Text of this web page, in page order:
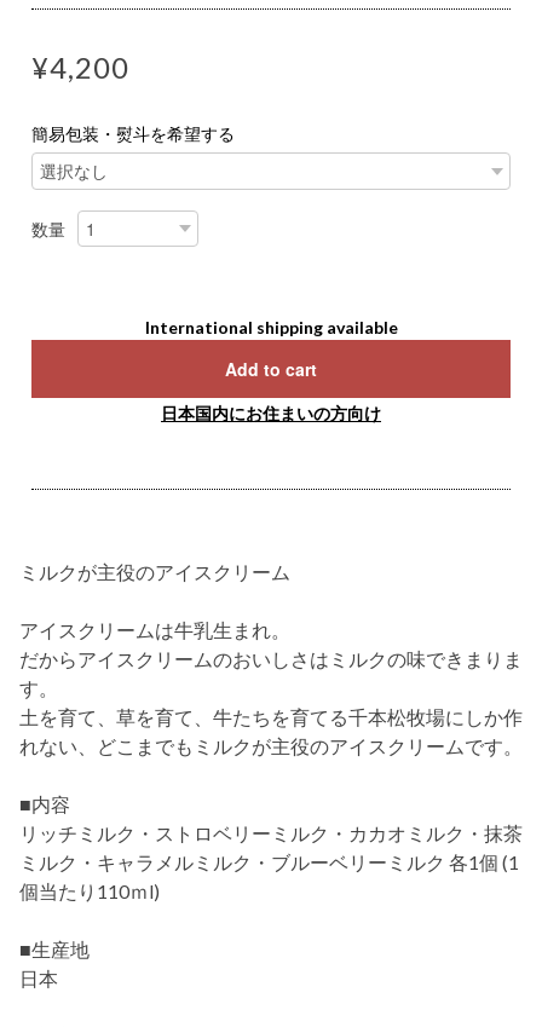
¥4,200
簡易包装・熨斗を希望する
数量
International shipping available
Add to cart
日本国内にお住まいの方向け
ミルクが主役のアイスクリーム
アイスクリームは牛乳生まれ。
だからアイスクリームのおいしさはミルクの味できまりま
す。
土を育て、草を育て、牛たちを育てる千本松牧場にしか作
れない、どこまでもミルクが主役のアイスクリームです。
■内容
リッチミルク・ストロベリーミルク・カカオミルク・抹茶
ミルク・キャラメルミルク・ブルーベリーミルク 各1個 (1
個当たり110ｍl)
■生産地
日本